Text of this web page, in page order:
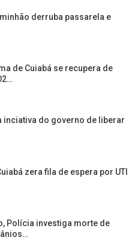
derruba passarela e
de Cuiabá se recupera de
inciativa do governo de liberar
zera fila de espera por UTI
Polícia investiga morte de